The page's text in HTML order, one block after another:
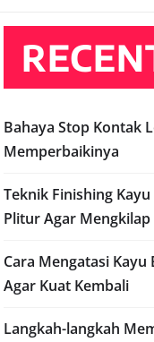
Bahaya Stop Kontak
Memperbaikinya
Teknik Finishing
Plitur Agar Mengkilap
Cara Mengatasi
Agar Kuat Kembali
Langkah-langkah